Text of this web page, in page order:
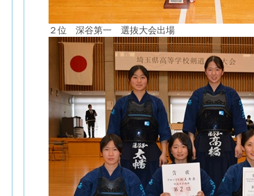
２位 深谷第一 選抜大会出場